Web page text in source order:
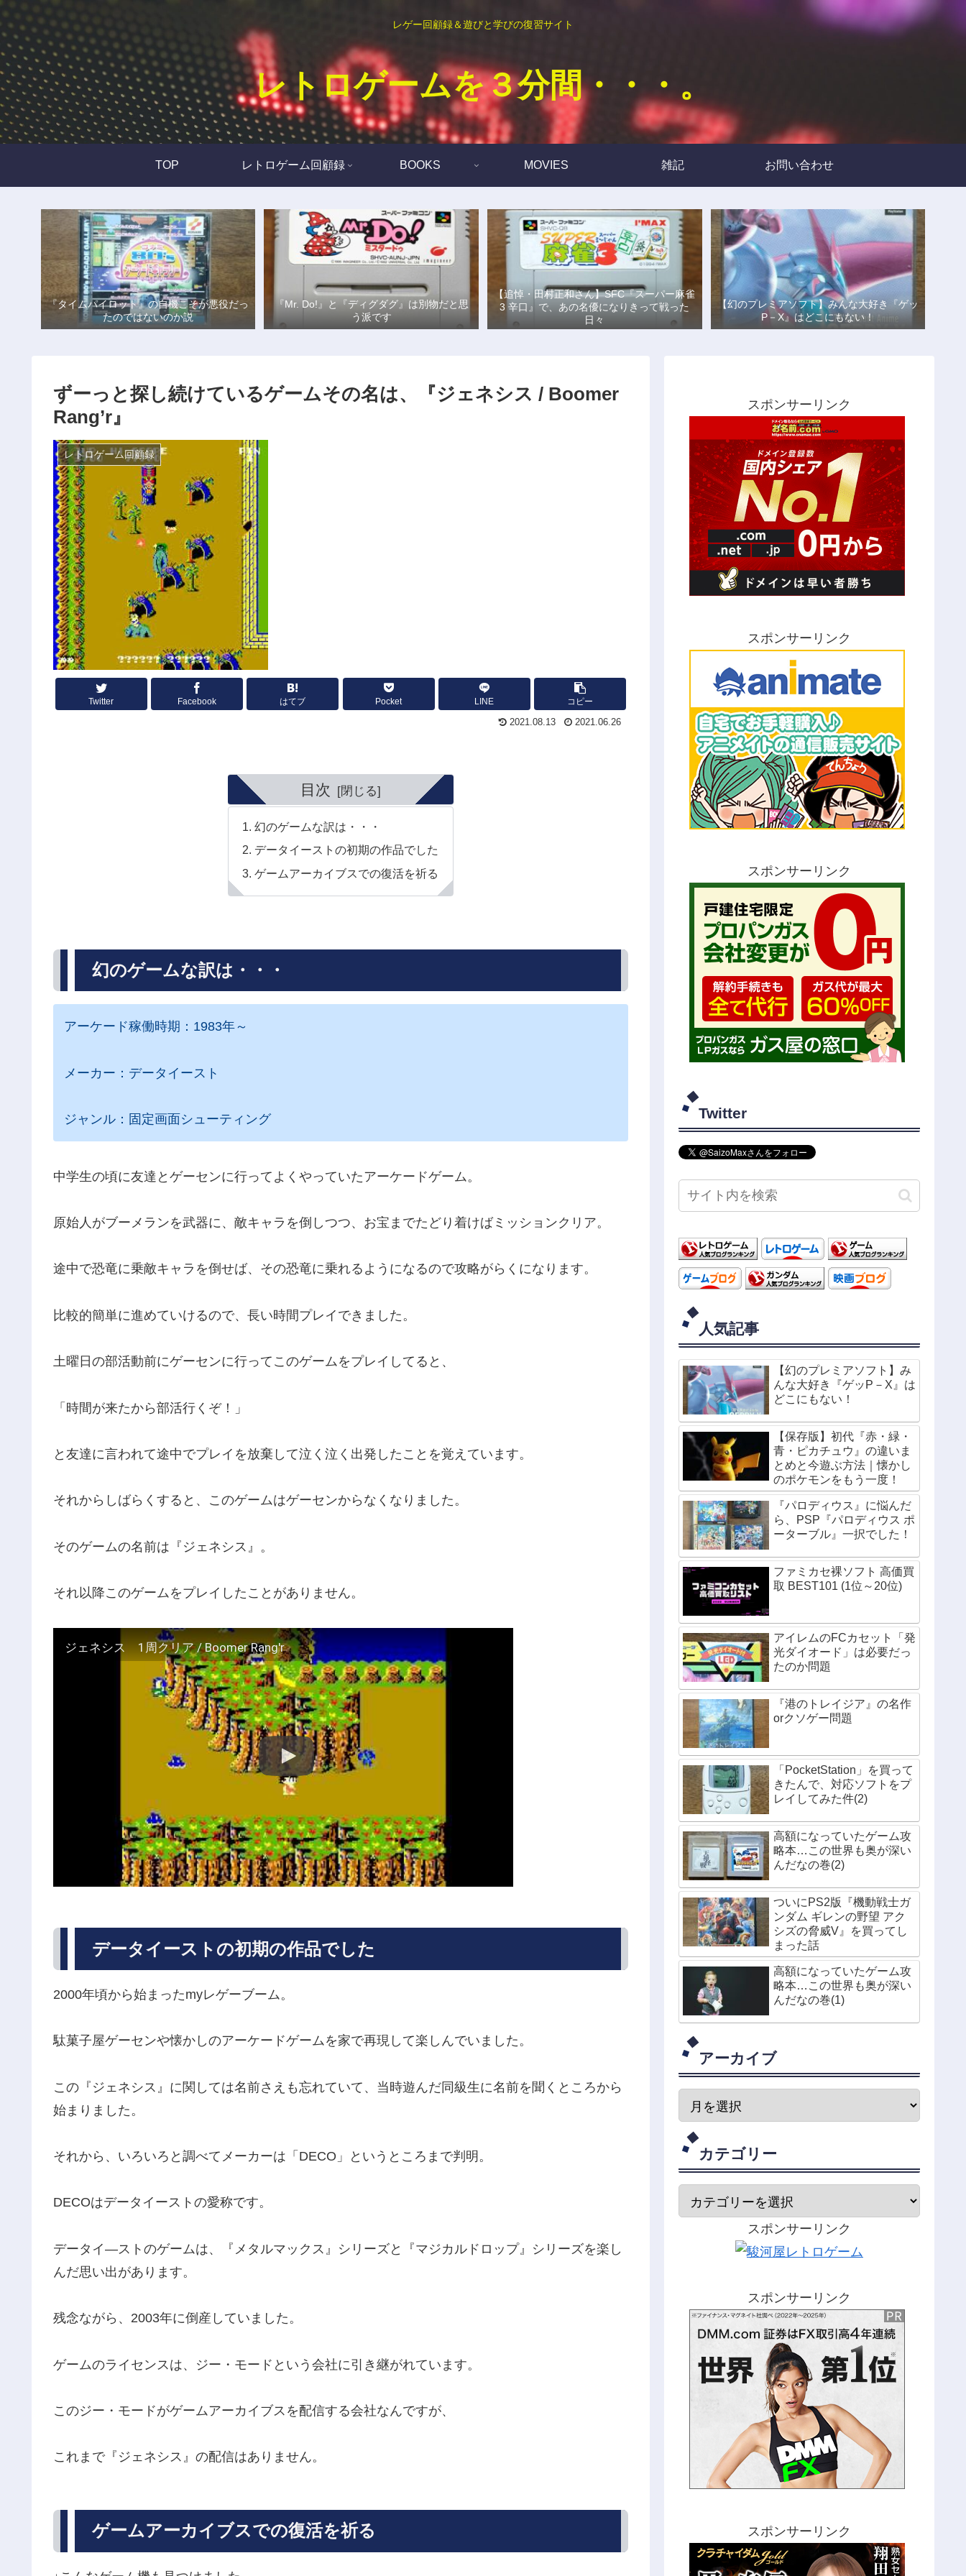
レゲー回顧録＆遊びと学びの復習サイト
レトロゲームを３分間・・・。
TOP レトロゲーム回顧録 BOOKS MOVIES 雑記 お問い合わせ
『タイムパイロット』の自機こそが悪役だっ
たのではないのか説
『Mr. Do!』と『ディグダグ』は別物だと思
う派です
【追悼・田村正和さん】SFC『スーパー麻雀
3 辛口』で、あの名優になりきって戦った
日々
【幻のプレミアソフト】みんな大好き『ゲッ
P－X』はどこにもない！
ずーっと探し続けているゲームその名は、『ジェネシス / Boomer
Rang’r』
レトロゲーム回顧録
Twitter Facebook はてブ Pocket LINE コピー
2021.08.13 2021.06.26
目次
幻のゲームな訳は・・・
データイーストの初期の作品でした
ゲームアーカイブスでの復活を祈る
幻のゲームな訳は・・・
アーケード稼働時期：1983年～
メーカー：データイースト
ジャンル：固定画面シューティング
中学生の頃に友達とゲーセンに行ってよくやっていたアーケードゲーム。
原始人がブーメランを武器に、敵キャラを倒しつつ、お宝までたどり着けばミッションクリア。
途中で恐竜に乗敵キャラを倒せば、その恐竜に乗れるようになるので攻略がらくになります。
比較的簡単に進めていけるので、長い時間プレイできました。
土曜日の部活動前にゲーセンに行ってこのゲームをプレイしてると、
「時間が来たから部活行くぞ！」
と友達に言われて途中でプレイを放棄して泣く泣く出発したことを覚えています。
それからしばらくすると、このゲームはゲーセンからなくなりました。
そのゲームの名前は『ジェネシス』。
それ以降このゲームをプレイしたことがありません。
ジェネシス 1周クリア / Boomer Rang'r
データイーストの初期の作品でした
2000年頃から始まったmyレゲーブーム。
駄菓子屋ゲーセンや懐かしのアーケードゲームを家で再現して楽しんでいました。
この『ジェネシス』に関しては名前さえも忘れていて、当時遊んだ同級生に名前を聞くところから
始まりました。
それから、いろいろと調べてメーカーは「DECO」というところまで判明。
DECOはデータイーストの愛称です。
データイ―ストのゲームは、『メタルマックス』シリーズと『マジカルドロップ』シリーズを楽し
んだ思い出があります。
残念ながら、2003年に倒産していました。
ゲームのライセンスは、ジー・モードという会社に引き継がれています。
このジー・モードがゲームアーカイブスを配信する会社なんですが、
これまで『ジェネシス』の配信はありません。
ゲームアーカイブスでの復活を祈る
スポンサーリンク
スポンサーリンク
スポンサーリンク
Twitter
人気記事
【幻のプレミアソフト】み
んな大好き『ゲッP－X』は
どこにもない！
【保存版】初代『赤・緑・
青・ピカチュウ』の違いま
とめと今遊ぶ方法｜懐かし
のポケモンをもう一度！
『パロディウス』に悩んだ
ら、PSP『パロディウス ポ
ーターブル』一択でした！
ファミカセ裸ソフト 高価買
取 BEST101 (1位～20位)
アイレムのFCカセット「発
光ダイオード」は必要だっ
たのか問題
『港のトレイジア』の名作
orクソゲー問題
「PocketStation」を買って
きたんで、対応ソフトをプ
レイしてみた件(2)
高額になっていたゲーム攻
略本…この世界も奥が深い
んだなの巻(2)
ついにPS2版『機動戦士ガ
ンダム ギレンの野望 アク
シズの脅威V』を買ってし
まった話
高額になっていたゲーム攻
略本…この世界も奥が深い
んだなの巻(1)
アーカイブ
カテゴリー
スポンサーリンク
スポンサーリンク
スポンサーリンク